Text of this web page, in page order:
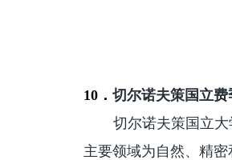
10． 切尔诺夫策国立费
切尔诺夫策国立
主要领域为自然、精